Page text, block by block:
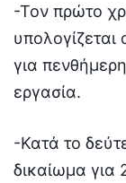
-Τον πρώτο
για
εργασία.
-Κατά το
δικαίωμα για